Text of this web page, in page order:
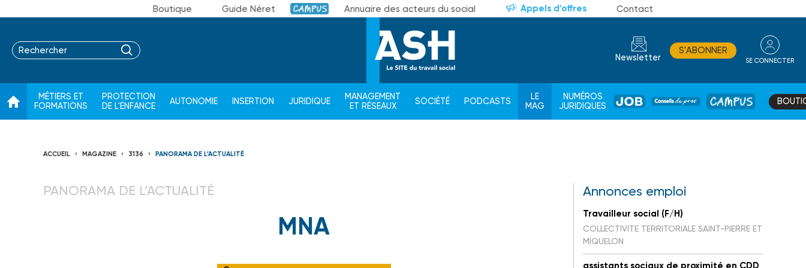
Boutique Guide Néret Campus Annuaire des acteurs du social Appels d'offres Contact
Newsletter
S'ABONNER
SE CONNECTER
MÉTIERS ET
FORMATIONS
PROTECTION
DE L'ENFANCE
AUTONOMIE INSERTION JURIDIQUE
MANAGEMENT
ET RÉSEAUX
SOCIÉTÉ PODCASTS
LE
MAG
NUMÉROS
JURIDIQUES
JOB
DE
CAMPUS
ACCUEIL MAGAZINE 3136 PANORAMA DE L’ACTUALITÉ
PANORAMA DE L’ACTUALITÉ
MNA
Annonces emploi
Travailleur social (F/H)
COLLECTIVITE TERRITORIALE SAINT-PIERRE ET
MIQUELON
assistants sociaux de proximité en CDD